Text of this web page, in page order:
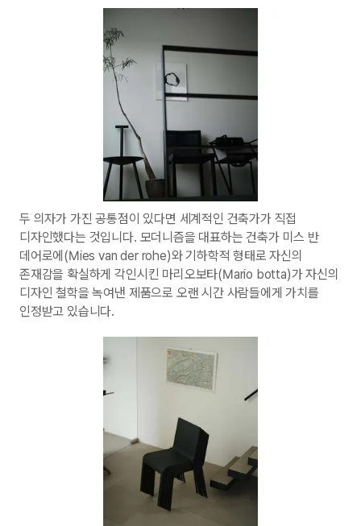
두 의자가 가진 공통점이 있다면 세계적인 건축가가 직접
디자인했다는 것입니다. 모더니즘을 대표하는 건축가 미스 반
데어로에(Mies van der rohe)와 기하학적 형태로 자신의
존재감을 확실하게 각인시킨 마리오보타(Mario botta)가 자신의
디자인 철학을 녹여낸 제품으로 오랜 시간 사람들에게 가치를
인정받고 있습니다.